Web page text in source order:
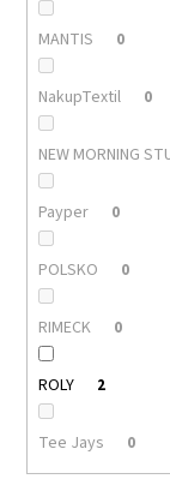
MANTIS 0
NakupTextil 0
NEW MORNING
Payper 0
POLSKO 0
RIMECK 0
ROLY 2
Tee Jays 0